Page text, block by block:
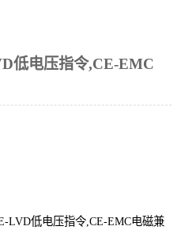
低电压指令,CE-EMC
LVD低电压指令,CE-EMC电磁兼